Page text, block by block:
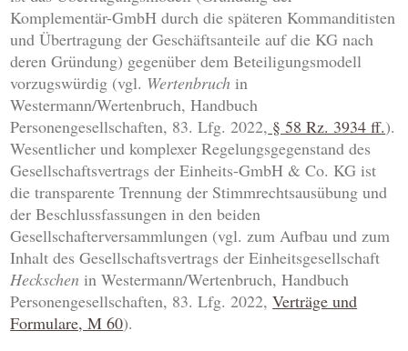
Komplementär-GmbH durch die späteren Kommanditisten
und Übertragung der Geschäftsanteile auf die KG nach
deren Gründung) gegenüber dem Beteiligungsmodell
vorzugswürdig (vgl. Wertenbruch in
Westermann/Wertenbruch, Handbuch
Personengesellschaften, 83. Lfg. 2022, § 58 Rz. 3934 ff.).
Wesentlicher und komplexer Regelungsgegenstand des
Gesellschaftsvertrags der Einheits-GmbH & Co. KG ist
die transparente Trennung der Stimmrechtsausübung und
der Beschlussfassungen in den beiden
Gesellschafterversammlungen (vgl. zum Aufbau und zum
Inhalt des Gesellschaftsvertrags der Einheitsgesellschaft
Heckschen in Westermann/Wertenbruch, Handbuch
Personengesellschaften, 83. Lfg. 2022,Verträge und
Formulare, M 60).